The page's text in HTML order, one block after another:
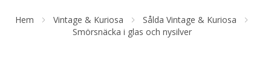
Hem Vintage & Kuriosa
Sålda Vintage & Kuriosa
Smörsnäcka i glas och nysilver